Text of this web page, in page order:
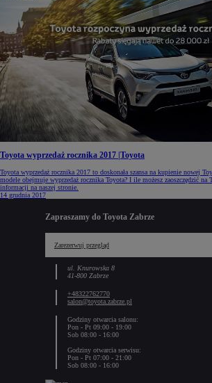
Toyota wyprzedaż rocznika 2017 |Toyota
Toyota wyprzedaż rocznika 2017 to doskonała szansa na kupienie nowej
modele obejmuje wyprzedaż rocznika Toyota? I ile możesz zaoszczędzić na
informacji na naszej stronie.
14 grudnia 2017
Zapraszamy do Toyota Zabrze
Zarezerwuj przegląd
ul. Knurowska 8
41-800 Zabrze
+48322762770
salon@toyota.zabrze.pl
Godziny otwarcia salonu:
Pon - Pt 09:00 - 19:00
Sob 08:00 - 16:00
Godziny otwarcia serwisu:
Pon - Pt 07:00 - 21:00
Sob 08:00 - 16:00